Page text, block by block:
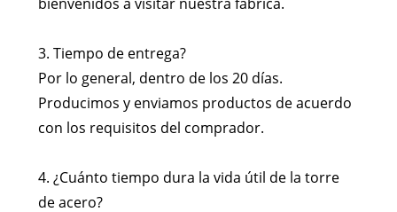
3. Tiempo de entrega?
Por lo general, dentro de los 20 días.
Producimos y enviamos productos de acuerdo
con los requisitos del comprador.
4. ¿Cuánto tiempo dura la vida útil de la torre
de acero?